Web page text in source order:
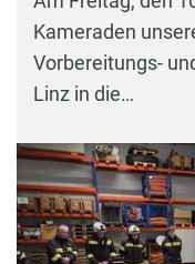
Kameraden
Vorbereitungs-
Linz in die…